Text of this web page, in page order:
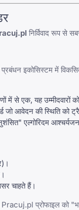
निर्विवाद रूप से
इकोसिस्टम में
से एक, यह उम्मीदवारों को
जो आवेदन की स्थिति को
एल्गोरिदम
चाहते हैं।
Pracuj.pl प्रोफाइल को